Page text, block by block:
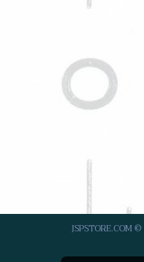
JSPSTORE.COM